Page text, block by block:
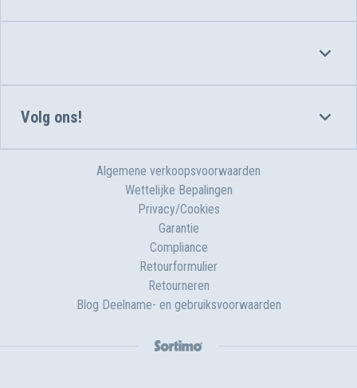
Volg ons!
Algemene verkoopsvoorwaarden
Wettelijke Bepalingen
Privacy/Cookies
Garantie
Compliance
Retourformulier
Retourneren
Blog Deelname- en gebruiksvoorwaarden